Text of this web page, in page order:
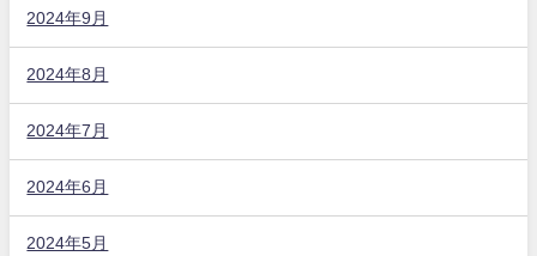
2024年9月
2024年8月
2024年7月
2024年6月
2024年5月